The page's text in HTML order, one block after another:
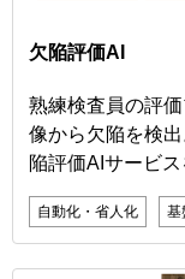
欠陥評価AI
熟練検査員の評
像から欠陥を検
陥評価AIサービス
自動化・省人化 基